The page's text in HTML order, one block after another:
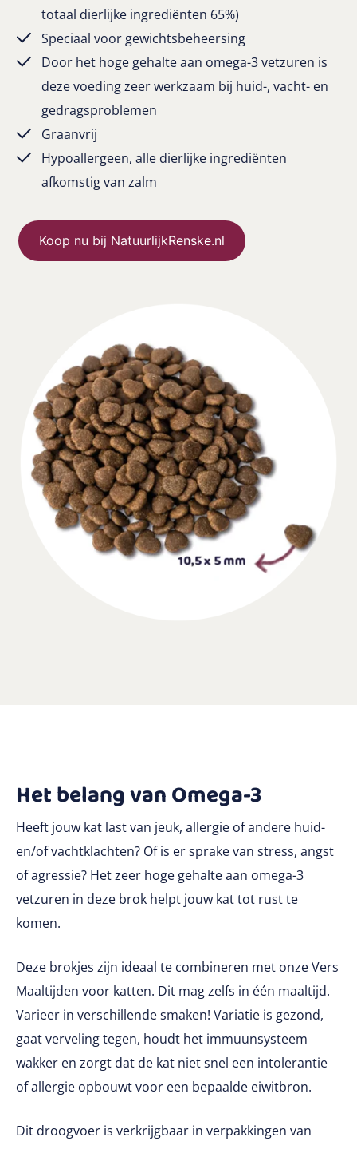
totaal dierlijke ingrediënten 65%)
Speciaal voor gewichtsbeheersing
Door het hoge gehalte aan omega-3 vetzuren is
deze voeding zeer werkzaam bij huid-, vacht- en
gedragsproblemen
Graanvrij
Hypoallergeen, alle dierlijke ingrediënten
afkomstig van zalm
Koop nu bij NatuurlijkRenske.nl
Het belang van Omega-3
Heeft jouw kat last van jeuk, allergie of andere huid-
en/of vachtklachten? Of is er sprake van stress, angst
of agressie? Het zeer hoge gehalte aan omega-3
vetzuren in deze brok helpt jouw kat tot rust te
komen.
Deze brokjes zijn ideaal te combineren met onze Vers
Maaltijden voor katten. Dit mag zelfs in één maaltijd.
Varieer in verschillende smaken! Variatie is gezond,
gaat verveling tegen, houdt het immuunsysteem
wakker en zorgt dat de kat niet snel een intolerantie
of allergie opbouwt voor een bepaalde eiwitbron.
Dit droogvoer is verkrijgbaar in verpakkingen van